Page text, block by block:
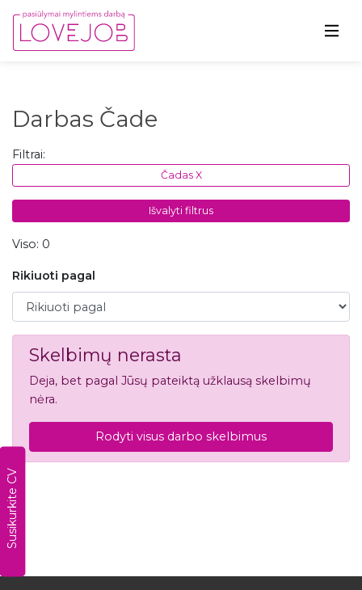
Susikurkite CV
Darbas Čade
Filtrai:
Čadas X
Išvalyti filtrus
Viso: 0
Rikiuoti pagal
Rikiuoti pagal
Skelbimų nerasta
Deja, bet pagal Jūsų pateiktą užklausą skelbimų
nėra.
Rodyti visus darbo skelbimus